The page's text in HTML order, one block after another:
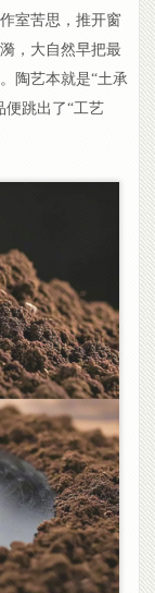
室苦思，推开窗
，大自然早把最
陶艺本就是“土承
便跳出了“工艺